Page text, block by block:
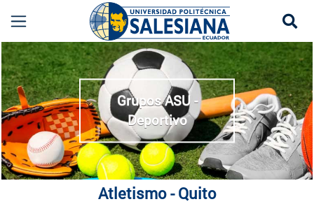
Atletismo Quito UPS | Entrenamiento
more
Grupos ASU -
Deportivo
Atletismo - Quito